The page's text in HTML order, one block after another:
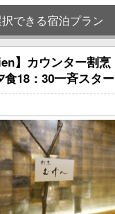
できる宿泊プラン
】カウンター割烹
18：30一斉スター